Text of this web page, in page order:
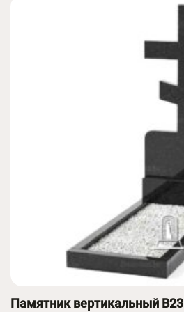
Памятник вертикальный B23